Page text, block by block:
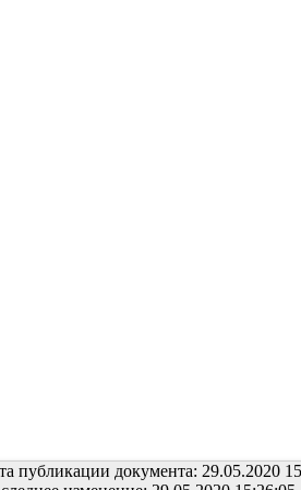
публикации документа: 29.05.2020